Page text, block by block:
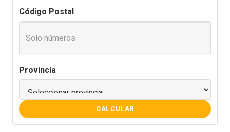
Código Postal
Provincia
CALCULAR